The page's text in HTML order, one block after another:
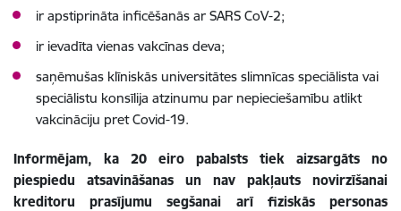
ir apstiprināta inficēšanās ar SARS CoV-2;
ir ievadīta vienas vakcīnas deva;
saņēmušas klīniskās universitātes slimnīcas speciālista vai
speciālistu konsīlija atzinumu par nepieciešamību atlikt
vakcināciju pret Covid-19.
Informējam, ka 20 eiro pabalsts tiek aizsargāts no
piespiedu atsavināšanas un nav pakļauts novirzīšanai
kreditoru prasījumu segšanai arī fiziskās personas